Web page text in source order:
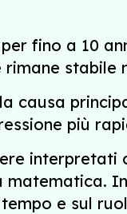
fino a 10
causa
più
e sul